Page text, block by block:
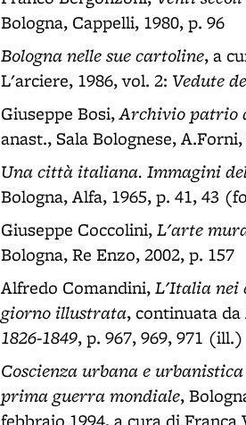
Bologna, Cappelli, 1980, p. 96
Bologna nelle sue cartoline, a
L'arciere, 1986, vol. 2: Vedute
Giuseppe Bosi,Archivio patrio
anast., Sala Bolognese,
Una città italiana. Immagini
Bologna, Alfa, 1965, p. 41, 43
Giuseppe Coccolini,L'arte
Bologna, Re Enzo, 2002, p. 157
Alfredo Comandini,L'Italia nei
giorno illustrata, continuata
1826-1849, p. 967, 969, 971 (ill.)
Coscienza urbana e
prima guerra mondiale,